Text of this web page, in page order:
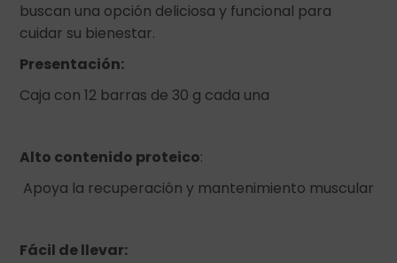
buscan una opción deliciosa y funcional para
cuidar su bienestar.
Presentación:
Caja con 12 barras de 30 g cada una
Alto contenido proteico:
Apoya la recuperación y mantenimiento muscular
Fácil de llevar: